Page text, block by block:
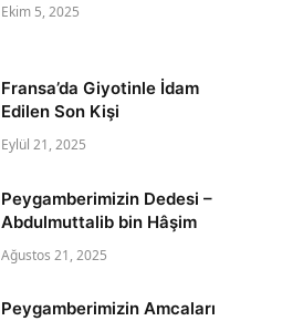
Ekim 5, 2025
Fransa’da Giyotinle İdam
Edilen Son Kişi
Eylül 21, 2025
Peygamberimizin Dedesi –
Abdulmuttalib bin Hâşim
Ağustos 21, 2025
Peygamberimizin Amcaları